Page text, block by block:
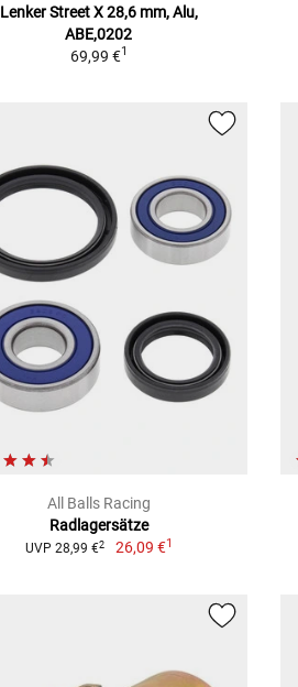
Lenker Street X 28,6 mm, Alu,
ABE,0202
69,99 €1
All Balls Racing
Radlagersätze
UVP 28,99 €2 26,09 €1